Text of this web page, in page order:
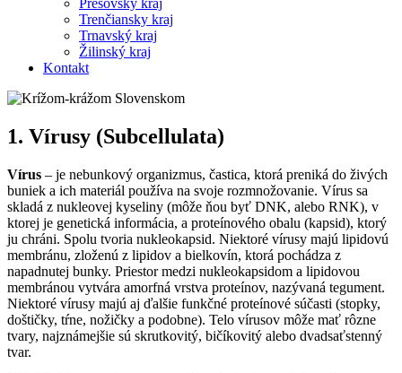
Trenčiansky kraj
Trnavský kraj
Žilinský kraj
Kontakt
1. Vírusy (Subcellulata)
Vírus – je nebunkový organizmus, častica, ktorá preniká do živých
buniek a ich materiál používa na svoje rozmnožovanie. Vírus sa
skladá z nukleovej kyseliny (môže ňou byť DNK, alebo RNK), v
ktorej je genetická informácia, a proteínového obalu (kapsid), ktorý
ju chráni. Spolu tvoria nukleokapsid. Niektoré vírusy majú lipidovú
membránu, zloženú z lipidov a bielkovín, ktorá pochádza z
napadnutej bunky. Priestor medzi nukleokapsidom a lipidovou
membránou vytvára amorfná vrstva proteínov, nazývaná tegument.
Niektoré vírusy majú aj ďalšie funkčné proteínové súčasti (stopky,
doštičky, tŕne, nožičky a podobne). Telo vírusov môže mať rôzne
tvary, najznámejšie sú skrutkovitý, bičíkovitý alebo dvadsaťstenný
tvar.